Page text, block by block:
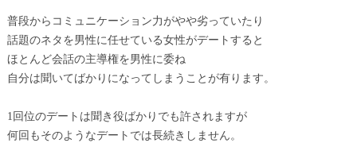
普段からコミュニケーション力がやや劣っていたり
話題のネタを男性に任せている女性がデートすると
ほとんど会話の主導権を男性に委ね
自分は聞いてばかりになってしまうことが有ります。
1回位のデートは聞き役ばかりでも許されますが
何回もそのようなデートでは長続きしません。